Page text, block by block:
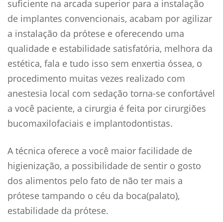
suficiente na arcada superior para a instalação
de implantes convencionais, acabam por agilizar
a instalação da prótese e oferecendo uma
qualidade e estabilidade satisfatória, melhora da
estética, fala e tudo isso sem enxertia óssea, o
procedimento muitas vezes realizado com
anestesia local com sedação torna-se confortável
a você paciente, a cirurgia é feita por cirurgiões
bucomaxilofaciais e implantodontistas.
A técnica oferece a você maior facilidade de
higienização, a possibilidade de sentir o gosto
dos alimentos pelo fato de não ter mais a
prótese tampando o céu da boca(palato),
estabilidade da prótese.